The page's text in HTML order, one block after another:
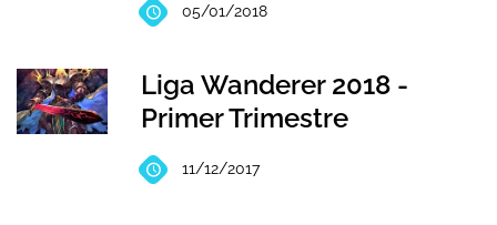
05/01/2018
Liga Wanderer 2018 -
Primer Trimestre
11/12/2017